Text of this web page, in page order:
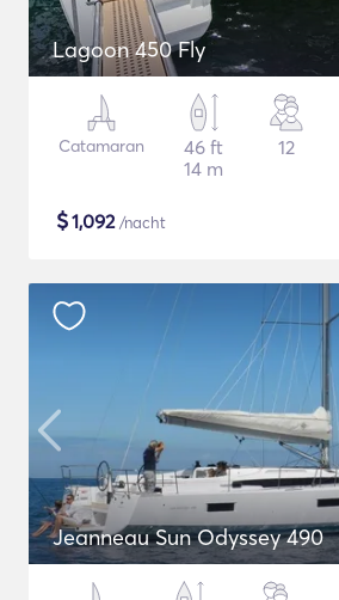
Lagoon 450 Fly
Catamaran
46 ft
14 m
12
$1,092/nacht
Jeanneau Sun Odyssey 490